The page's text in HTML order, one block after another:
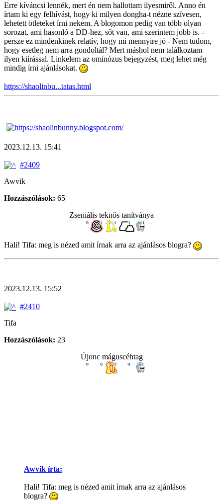
Erre kíváncsi lennék, mert én nem hallottam ilyesmiről. Anno én
írtam ki egy felhívást, hogy ki milyen dongha-t nézne szívesen,
lehetett ötleteket írni nekem. A blogomon pedig van több olyan
sorozat, ami hasonló a DD-hez, sőt van, ami szerintem jobb is. -
persze ez mindenkinek relatív, hogy mi mennyire jó - Nem tudom,
hogy esetleg nem arra gondoltál? Mert máshol nem találkoztam
ilyen kiírással. Linkelem az ominózus bejegyzést, meg lehet még
mindig írni ajánlásokat.
https://shaolinbu...tatas.html
2023.12.13. 15:41
#2409
Awvik
Hozzászólások: 65
Zseniális teknős tanítványa
Hali! Tifa: meg is nézed amit írnak arra az ajánlásos blogra?
2023.12.13. 15:52
#2410
Tifa
Hozzászólások: 23
Újonc máguscéhtag
Awvik írta:
Hali! Tifa: meg is nézed amit írnak arra az ajánlásos
blogra?